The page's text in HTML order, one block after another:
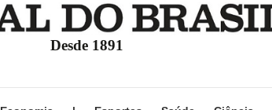
Desde 1891